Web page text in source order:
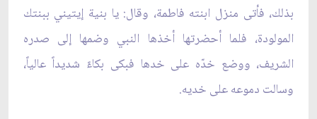
بذلك، فأتى منزل ابنته فاطمة، وقال: يا بنية إيتيني ببنتك
المولودة، فلما أحضرتها أخذها النبي وضمها إلى صدره
الشريف، ووضع خدّه على خدها فبكى بكاءً شديداً عالياً،
وسالت دموعه على خديه.